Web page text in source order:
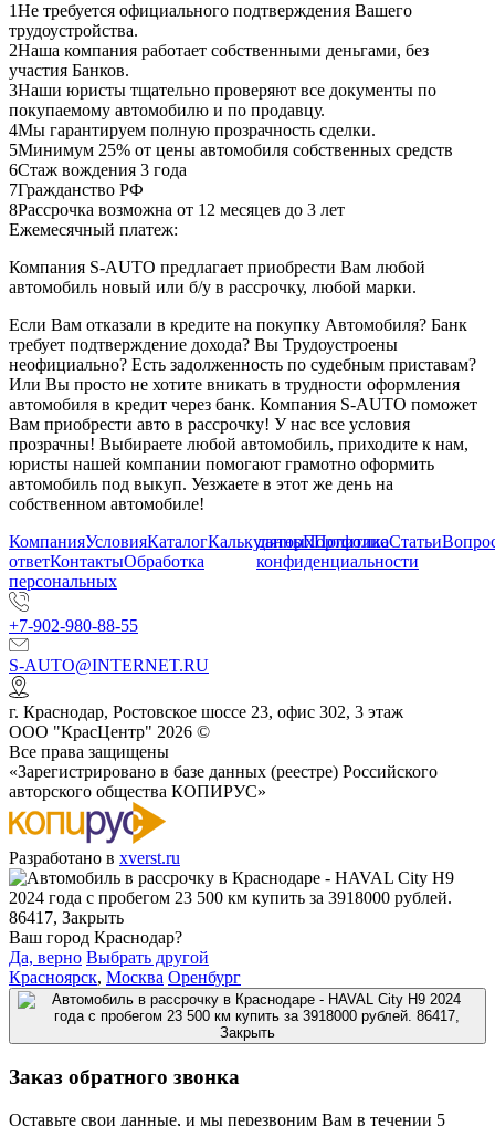
1Не требуется официального подтверждения Вашего
трудоустройства.
2Наша компания работает собственными деньгами, без
участия Банков.
3Наши юристы тщательно проверяют все документы по
покупаемому автомобилю и по продавцу.
4Мы гарантируем полную прозрачность сделки.
5Минимум 25% от цены автомобиля собственных средств
6Стаж вождения 3 года
7Гражданство РФ
8Рассрочка возможна от 12 месяцев до 3 лет
Ежемесячный платеж:
Компания S-AUTO предлагает приобрести Вам любой
автомобиль новый или б/у в рассрочку, любой марки.
Если Вам отказали в кредите на покупку Автомобиля? Банк
требует подтверждение дохода? Вы Трудоустроены
неофициально? Есть задолженность по судебным приставам?
Или Вы просто не хотите вникать в трудности оформления
автомобиля в кредит через банк. Компания S-AUTO поможет
Вам приобрести авто в рассрочку! У нас все условия
прозрачны! Выбираете любой автомобиль, приходите к нам,
юристы нашей компании помогают грамотно оформить
автомобиль под выкуп. Уезжаете в этот же день на
собственном автомобиле!
КомпанияУсловияКаталогКалькуляторПортфолиоСтатьи
ответКонтактыОбработка
персональных
данныхПолитика
конфиденциальности
+7-902-980-88-55
S-AUTO@INTERNET.RU
г. Краснодар, Ростовское шоссе 23, офис 302, 3 этаж
ООО "КрасЦентр" 2026 ©
Все права защищены
«Зарегистрировано в базе данных (реестре) Российского
авторского общества КОПИРУС»
Разработано в xverst.ru
Ваш город Краснодар?
Да, верно Выбрать другой
Красноярск, Москва Оренбург
Заказ обратного звонка
Оставьте свои данные, и мы перезвоним Вам в течении 5